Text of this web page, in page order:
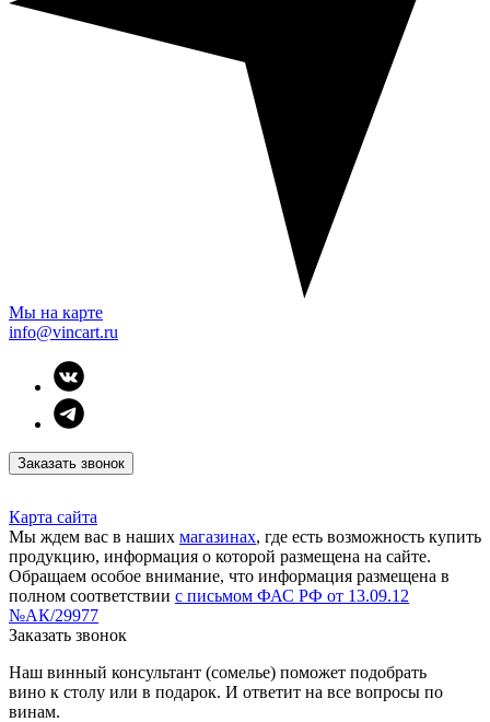
Мы на карте
info@vincart.ru
Заказать звонок
Карта сайта
Мы ждем вас в наших магазинах, где есть возможность купить
продукцию, информация о которой размещена на сайте.
Обращаем особое внимание, что информация размещена в
полном соответствии с письмом ФАС РФ от 13.09.12
№АК/29977
Заказать звонок
Наш винный консультант (сомелье) поможет подобрать
вино к столу или в подарок. И ответит на все вопросы по
винам.